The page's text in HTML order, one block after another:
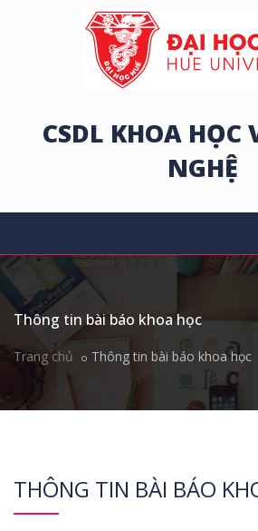
CSDL KHOA HỌC
NGHỆ
Thông tin bài báo khoa học
Trang chủ Thông tin bài báo khoa học
THÔNG TIN BÀI BÁO